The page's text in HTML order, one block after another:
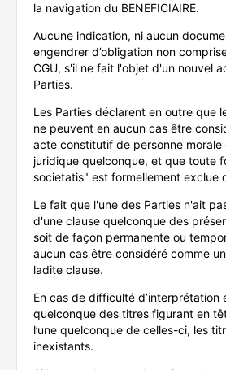
la navigation du BENEFICIAIRE.
Aucune indication, ni aucun
engendrer d’obligation non
CGU, s'il ne fait l'objet d'un nouvel
Parties.
Les Parties déclarent en outre que
ne peuvent en aucun cas être
acte constitutif de personne morale
juridique quelconque, et que toute
societatis" est formellement exclue
Le fait que l'une des Parties n'ait
d'une clause quelconque des
soit de façon permanente ou
aucun cas être considéré comme
ladite clause.
En cas de difficulté d’interprétation
quelconque des titres figurant en
l’une quelconque de celles-ci, les
inexistants.